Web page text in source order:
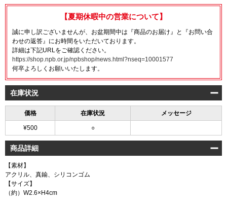
【夏期休暇中の営業について】
誠に申し訳ございませんが、お盆期間中は『商品のお届け』と『お問い合
わせの返答』にお時間をいただいております。
詳細は下記URLをご確認ください。
https://shop.npb.or.jp/npbshop/news.html?nseq=10001577
何卒よろしくお願いいたします。
在庫状況
価格 在庫状況 メッセージ
¥500 ○
商品詳細
【素材】
アクリル、真鍮、シリコンゴム
【サイズ】
（約）W2.6×H4cm